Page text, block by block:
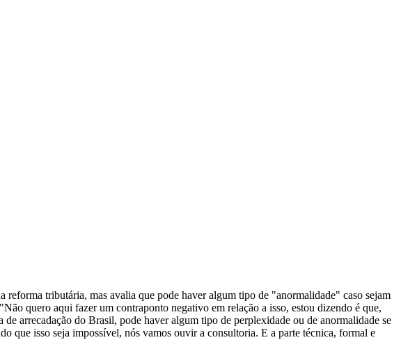
tributária, mas avalia que pode haver algum tipo de "anormalidade" caso sejam
quero aqui fazer um contraponto negativo em relação a isso, estou dizendo é que,
arrecadação do Brasil, pode haver algum tipo de perplexidade ou de anormalidade se
que isso seja impossível, nós vamos ouvir a consultoria. E a parte técnica, formal e